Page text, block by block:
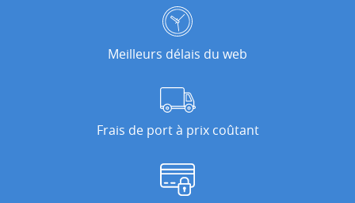
Meilleurs délais du web
Frais de port à prix coûtant